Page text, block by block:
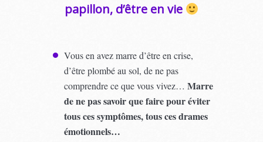
papillon, d’être en vie
Vous en avez marre d’être en crise,
d’être plombé au sol, de ne pas
comprendre ce que vous vivez… Marre
de ne pas savoir que faire pour éviter
tous ces symptômes, tous ces drames
émotionnels…